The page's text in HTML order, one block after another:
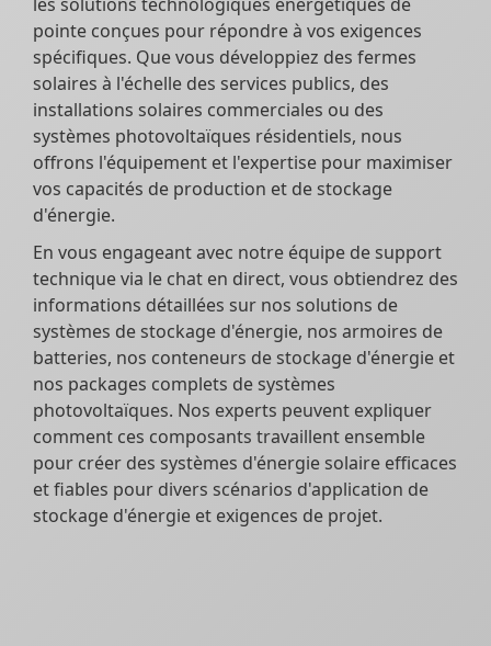
pointe conçues pour répondre à vos exigences
spécifiques. Que vous développiez des fermes
solaires à l'échelle des services publics, des
installations solaires commerciales ou des
systèmes photovoltaïques résidentiels, nous
offrons l'équipement et l'expertise pour maximiser
vos capacités de production et de stockage
d'énergie.
En vous engageant avec notre équipe de support
technique via le chat en direct, vous obtiendrez des
informations détaillées sur nos solutions de
systèmes de stockage d'énergie, nos armoires de
batteries, nos conteneurs de stockage d'énergie et
nos packages complets de systèmes
photovoltaïques. Nos experts peuvent expliquer
comment ces composants travaillent ensemble
pour créer des systèmes d'énergie solaire efficaces
et fiables pour divers scénarios d'application de
stockage d'énergie et exigences de projet.